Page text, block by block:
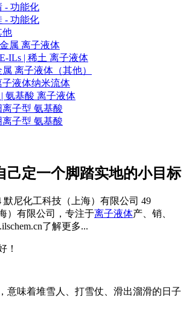
- 功能化
- 功能化
他
属 离子液体
ILs | 稀土 离子液体
属 离子液体（其他）
子液体纳米流体
氨基酸 离子液体
离子型 氨基酸
离子型 氨基酸
己定一个脚踏实地的小目标
默尼化工科技（上海）有限公司 49
）有限公司，专注于离子液体产、销、
了解更多...
！
意味着堆雪人、打雪仗、滑出溜滑的日子